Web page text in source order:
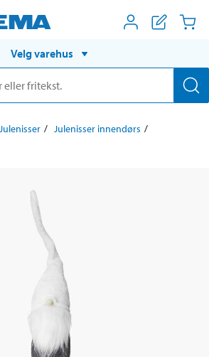
Velg varehus
Julenisser
Julenisser innendørs